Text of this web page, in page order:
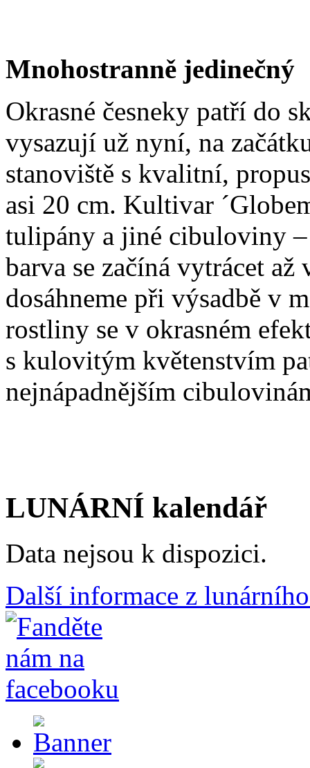
Mnohostranně jedinečný
Okrasné česneky patří do
vysazují už nyní, na
stanoviště s kvalitní,
asi 20 cm. Kultivar
tulipány a jiné cibuloviny
barva se začíná vytrácet
dosáhneme při výsadbě v
rostliny se v okrasném
s kulovitým květenstvím
nejnápadnějším
LUNÁRNÍ kalendář
Data nejsou k dispozici.
Další informace z